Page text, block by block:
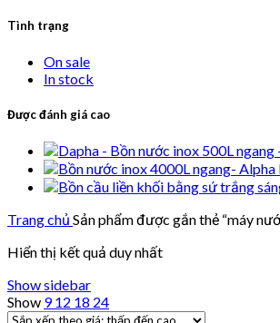
Tình trạng
On sale
In stock
Được đánh giá cao
Trang chủ Sản phẩm được gắn thẻ “máy
Hiển thị kết quả duy nhất
Show sidebar
Show 912 18 24